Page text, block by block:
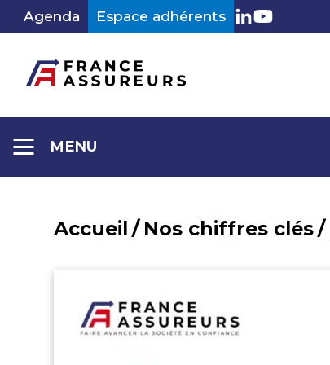
AllerAgenda Espace adhérents LinkedIn
Youtube
MENU
Accueil / Nos chiffres clés/